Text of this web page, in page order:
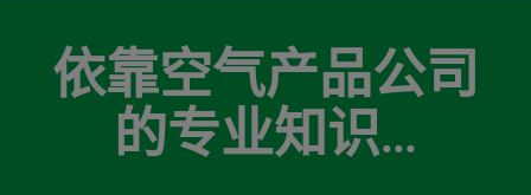
依靠空气产品公司
的专业知识…